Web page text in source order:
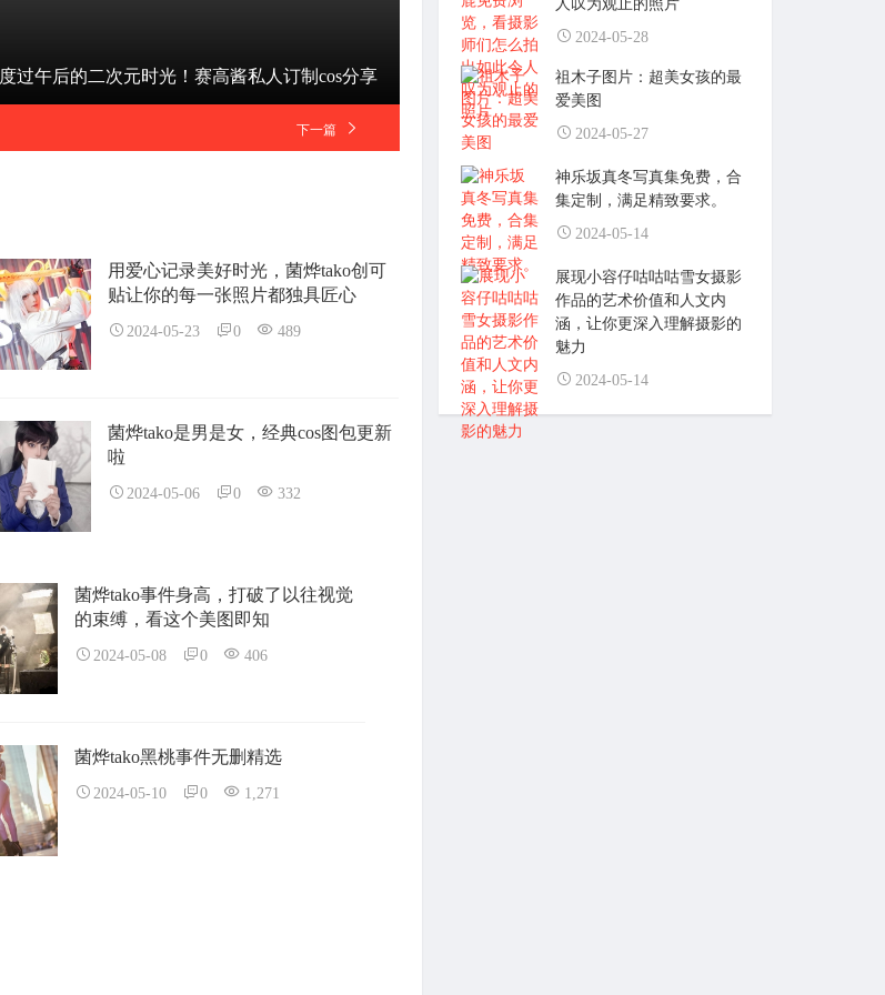
度过午后的二次元时光！赛高酱私人订制cos分享
下一篇
用爱心记录美好时光，菌烨tako创可
贴让你的每一张照片都独具匠心
2024-05-23 0 489
菌烨tako是男是女，经典cos图包更新
啦
2024-05-06 0 332
菌烨tako事件身高，打破了以往视觉
的束缚，看这个美图即知
2024-05-08 0 406
菌烨tako黑桃事件无删精选
2024-05-10 0 1,271
人叹为观止的照片
2024-05-28
祖木子图片：超美女孩的最
爱美图
2024-05-27
神乐坂真冬写真集免费，合
集定制，满足精致要求。
2024-05-14
展现小容仔咕咕咕雪女摄影
作品的艺术价值和人文内
涵，让你更深入理解摄影的
魅力
2024-05-14